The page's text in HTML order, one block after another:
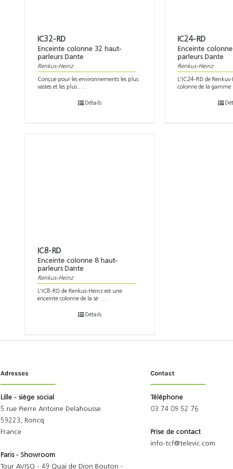
IC32-RD
Enceinte colonne 32 haut-
parleurs Dante
Renkus-Heinz
Conçue pour les environnements les plus
vastes et les plus . . .
Détails
IC24-RD
Enceinte
parleurs Dante
Renkus-Heinz
L'IC24-RD de
colonne de la gamme
IC8-RD
Enceinte colonne 8 haut-
parleurs Dante
Renkus-Heinz
L'IC8-RD de Renkus-Heinz est une
enceinte colonne de la sé . . .
Détails
Adresses
Lille - siège social
5 rue Pierre Antoine Delahousse
59223, Roncq
France
Paris - Showroom
Tour AVISO - 49 Quai de Dion Bouton -
Contact
Téléphone
03 74 09 52 76
Prise de contact
info-tcf@televic.com